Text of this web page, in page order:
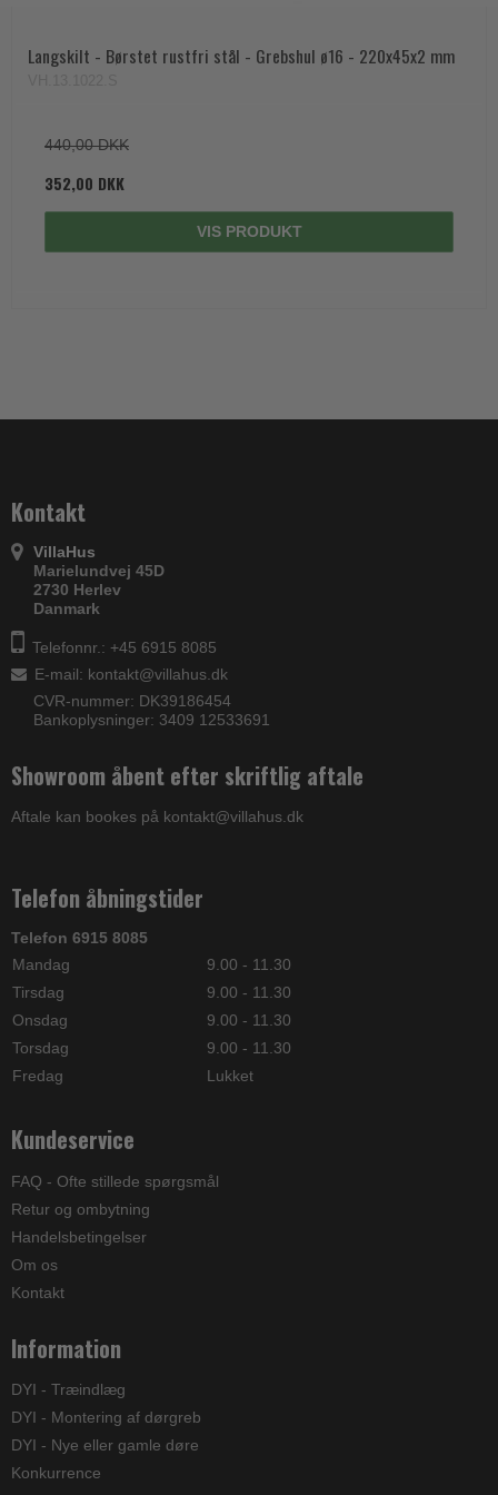
Langskilt - Børstet rustfri stål - Grebshul ø16 - 220x45x2 mm
440,00 DKK
352,00 DKK
VIS PRODUKT
Kontakt
VillaHus
Marielundvej 45D
2730 Herlev
Danmark
Telefonnr.: +45 6915 8085
E-mail: kontakt@villahus.dk
CVR-nummer: DK39186454
Bankoplysninger: 3409 12533691
Showroom åbent efter skriftlig aftale
Aftale kan bookes på kontakt@villahus.dk
Telefon åbningstider
Telefon 6915 8085
Mandag
9.00 - 11.30
Tirsdag
9.00 - 11.30
Onsdag
9.00 - 11.30
Torsdag
9.00 - 11.30
Fredag
Lukket
Kundeservice
FAQ - Ofte stillede spørgsmål
Retur og ombytning
Handelsbetingelser
Om os
Kontakt
Information
DYI - Træindlæg
DYI - Montering af dørgreb
DYI - Nye eller gamle døre
Konkurrence